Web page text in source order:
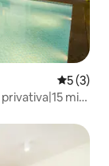
5 de
5 (3)
min